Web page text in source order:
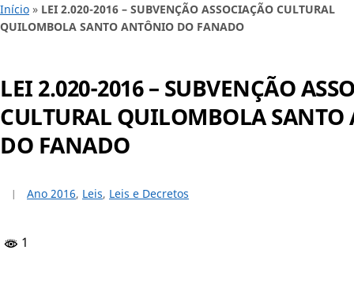
Início » LEI 2.020-2016 – SUBVENÇÃO ASSOCIAÇÃO CULTURAL
QUILOMBOLA SANTO ANTÔNIO DO FANADO
LEI 2.020-2016 – SUBVENÇÃO
CULTURAL QUILOMBOLA
DO FANADO
Ano 2016, Leis, Leis e Decretos
1